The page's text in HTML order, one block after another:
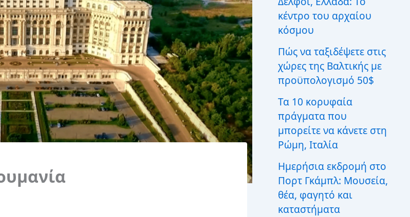
ι
α
κέντρο του αρχαίου
κόσμου
Πώς να ταξιδέψετε στις
χώρες της Βαλτικής με
προϋπολογισμό 50$
Τα 10 κορυφαία
πράγματα που
μπορείτε να κάνετε στη
Ρώμη, Ιταλία
Ημερήσια εκδρομή στο
Πορτ Γκάμπλ: Μουσεία,
θέα, φαγητό και
καταστήματα